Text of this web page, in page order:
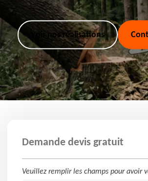
Voir nos réalisations
Demande devis gratuit
Veuillez remplir les champs pour avoir